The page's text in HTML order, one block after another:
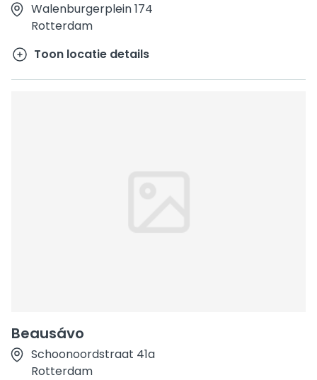
Walenburgerplein 174
Rotterdam
Toon locatie details
Beausávo
Schoonoordstraat 41a
Rotterdam